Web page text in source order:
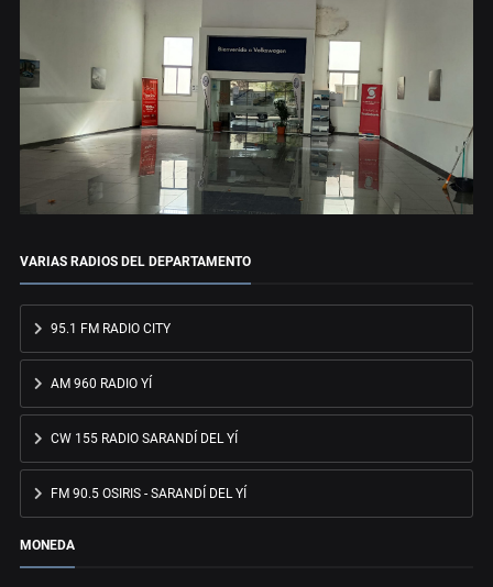
VARIAS RADIOS DEL DEPARTAMENTO
95.1 FM RADIO CITY
AM 960 RADIO YÍ
CW 155 RADIO SARANDÍ DEL YÍ
FM 90.5 OSIRIS - SARANDÍ DEL YÍ
MONEDA